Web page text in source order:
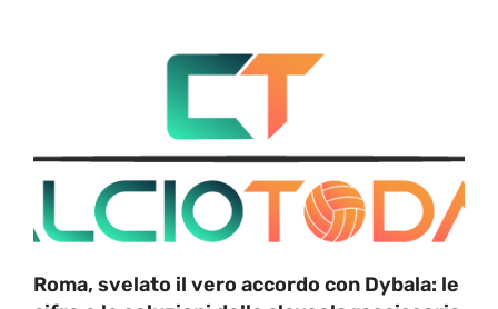
Roma, svelato il vero accordo con Dybala: le